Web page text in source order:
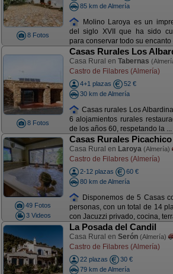
8 Fotos
85 km de Almería
Molino Laroya es un
del siglo XVII que ha sido
para conservar todo su encanto
8 Fotos
Casas Rurales Los
Casa Rural en Tabernas
Castro de Filabres (Almería)
4+1 plazas
52 €
30 km de Almería
Casas rurales Los
6 alojamientos rurales
de los años 60, respetando la ...
49 Fotos
3 Videos
Casas Rurales Picachico
Casa Rural en Laroya (Almería)
Castro de Filabres (Almería)
2-12 plazas
60 €
80 km de Almería
Disponemos de 5 Casas
personas, con un total de 14
con Jacuzzi privado, cocina,
La Posada del Candil
Casa Rural en Serón (Almería)
Castro de Filabres (Almería)
22 plazas
30 €
79 km de Almería